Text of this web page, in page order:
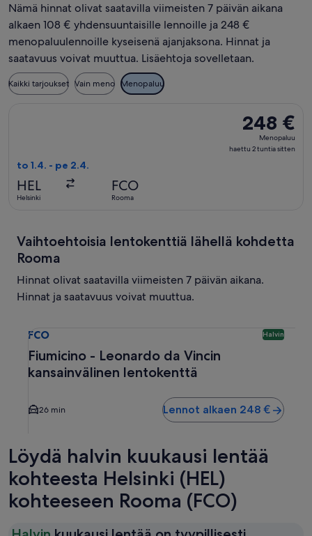
Nämä hinnat olivat saatavilla viimeisten 7 päivän aikana
alkaen 108 € yhdensuuntaisille lennoille ja 248 €
menopaluulennoille kyseisenä ajanjaksona. Hinnat ja
saatavuus voivat muuttua. Lisäehtoja sovelletaan.
Kaikki tarjoukset Vain meno Menopaluu
248 €
Menopaluu,
haettu
248 €
Menopaluu
haettu 2 tuntia sitten
to 1.4. - pe 2.4.
HEL
Helsinki
FCO
Rooma
Vaihtoehtoisia lentokenttiä lähellä kohdetta
Rooma
Hinnat olivat saatavilla viimeisten 7 päivän aikana.
Hinnat ja saatavuus voivat muuttua.
FCO Halvin
Fiumicino - Leonardo da Vincin
kansainvälinen lentokenttä
26 min Lennot alkaen 248 €
Löydä halvin kuukausi lentää
kohteesta Helsinki (HEL)
kohteeseen Rooma (FCO)